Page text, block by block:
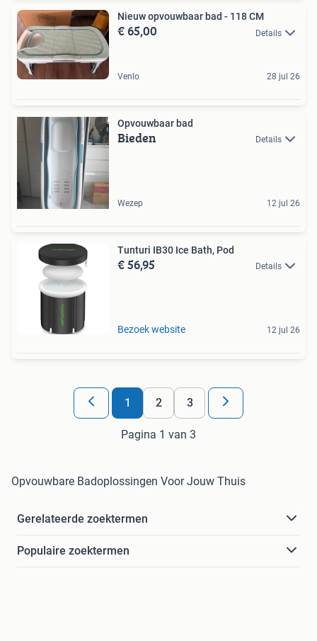
Nieuw opvouwbaar bad - 118 CM
€ 65,00 Details
Venlo 28 jul 26
Opvouwbaar bad
Bieden Details
Wezep 12 jul 26
Tunturi IB30 Ice Bath, Pod
€ 56,95 Details
Bezoek website 12 jul 26
1 2 3
Pagina 1 van 3
Opvouwbare Badoplossingen Voor Jouw Thuis
Gerelateerde zoektermen
Populaire zoektermen